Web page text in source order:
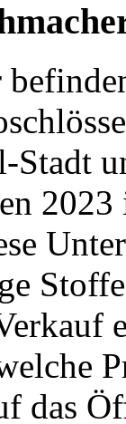
Stadt
das